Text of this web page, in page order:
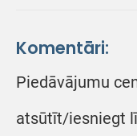
Komentāri:
Piedāvājumu
atsūtīt/iesniegt